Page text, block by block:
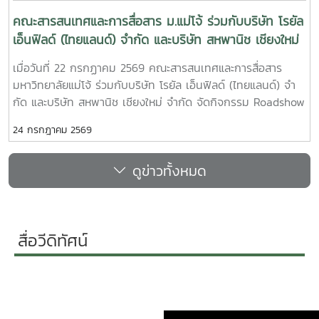
ศักยภาพบุคลากรให้สอดคล้องกับเป้าหมายเชิงยุทธศาสตร์ของ
คณะ อันจะเป็นรากฐานสำคัญในการขับเคลื่อนองค์กรให้บรรลุวิสัย
กิจกรรมครั้งนี้มีผู้บริหาร คณาจารย์ และบุคลากรคณะสารสนเทศ
และการสื่อสาร เข้าร่วม ณ ห้องประชุม InC311 ชั้น 3 คณะ
สารสนเทศและการสื่อสารInC|MJUFacebook :
https://infocomm.mju.ac.thWebsite MJU : www.mju.ac.th
คณะสารสนเทศและการสื่อสาร ม.แม่โจ้ ร่วมกับบริษัท โรยัล
เอ็นฟิลด์ (ไทยแลนด์) จํากัด และบริษัท สหพานิช เชียงใหม่
จํากัด จัดโครงการประกวด ออกแบบเสื้อยืด Royal
Enfield T-Shirt Design Contest 2026 ภายใต้แนวคิด
"Ride Your Story"
เมื่อวันที่ 22 กรกฏาคม 2569 คณะสารสนเทศและการสื่อสาร
มหาวิทยาลัยแม่โจ้ ร่วมกับบริษัท โรยัล เอ็นฟิลด์ (ไทยแลนด์) จํา
กัด และบริษัท สหพานิช เชียงใหม่ จํากัด จัดกิจกรรม Roadshow
Shirt Design Contest 2026 ภายใต้แนวคิด "Ride Your
Story" ให้กับนักศึกษาคณะสารสนเทศและการสื่อสาร และผู้ที่สนใจ
ทั่วไป โดยการประกวดครั้งนี้มี วัดถุประสงค์เพื่อส่งเสริมศักยภาพ
และความคิดสร้างสรรค์ด้านศิลปะและการออกแบบกราฟิกของ
พัฒนาเป็นผลิตภัณฑ์ของ บริษัท โรยัล เอ็นฟิลด์ (ไทยแลนด์) จํา
กัด ร่วมกับ บริษัท สหพานิช เชียงใหม่ จํากัด โดยมีรายละเอียด
ประเภทการประกวด: แบ่งเป็น 2 ประเภท ได้แก่ศิลปะดิจิทัล
24 กรกฎาคม 2569
ดูข่าวทั้งหมด
สื่อวีดิทัศน์